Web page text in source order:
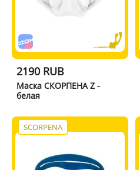
2190 RUB
Маска СКОРПЕНА Z -
белая
SCORPENA